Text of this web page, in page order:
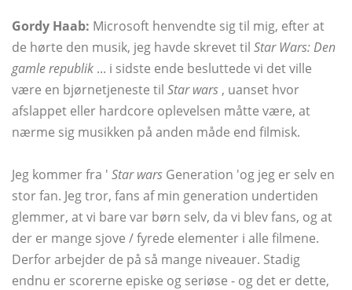
Gordy Haab: Microsoft henvendte sig til mig, efter at
de hørte den musik, jeg havde skrevet til Star Wars: Den
gamle republik ... i sidste ende besluttede vi det ville
være en bjørnetjeneste til Star wars , uanset hvor
afslappet eller hardcore oplevelsen måtte være, at
nærme sig musikken på anden måde end filmisk.
Jeg kommer fra ' Star wars Generation 'og jeg er selv en
stor fan. Jeg tror, ​​fans af min generation undertiden
glemmer, at vi bare var børn selv, da vi blev fans, og at
der er mange sjove / fyrede elementer i alle filmene.
Derfor arbejder de på så mange niveauer. Stadig
endnu er scorerne episke og seriøse - og det er dette,